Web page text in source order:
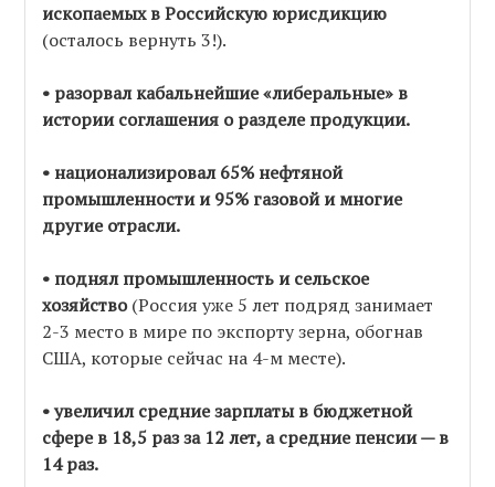
ископаемых в Российскую юрисдикцию
(осталось вернуть 3!).
• разорвал кабальнейшие «либеральные» в
истории соглашения о разделе продукции.
• национализировал 65% нефтяной
промышленности и 95% газовой и многие
другие отрасли.
• поднял промышленность и сельское
хозяйство(Россия уже 5 лет подряд занимает
2-3 место в мире по экспорту зерна, обогнав
США, которые сейчас на 4-м месте).
• увеличил средние зарплаты в бюджетной
сфере в 18,5 раз за 12 лет, а средние пенсии — в
14 раз.